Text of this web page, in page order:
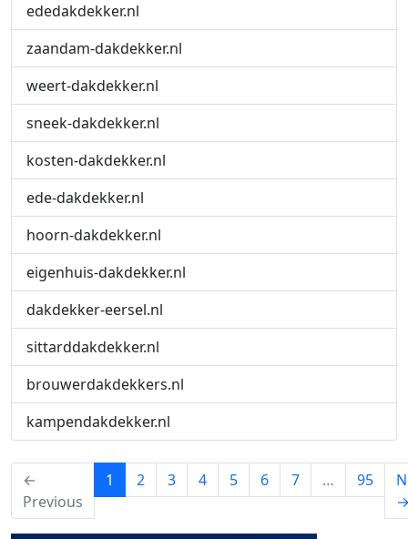
ededakdekker.nl
zaandam-dakdekker.nl
weert-dakdekker.nl
sneek-dakdekker.nl
kosten-dakdekker.nl
ede-dakdekker.nl
hoorn-dakdekker.nl
eigenhuis-dakdekker.nl
dakdekker-eersel.nl
sittarddakdekker.nl
brouwerdakdekkers.nl
kampendakdekker.nl
←
Previous
1 (current)
2 3 4 5 6 7 … 95